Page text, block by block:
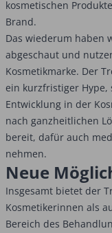
kosmetischen
Brand.
Das wiederum haben
abgeschaut und
Kosmetikmarke. Der
ein kurzfristiger
Entwicklung in der
nach ganzheitlichen
bereit, dafür auch
nehmen.
Neue
Insgesamt bietet der
Kosmetikerinnen als
Bereich des